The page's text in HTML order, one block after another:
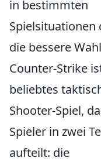
in bestimmten
Spielsituationen
die bessere
Counter-Strike
beliebtes
Shooter-Spiel,
Spieler in zwei
aufteilt: die